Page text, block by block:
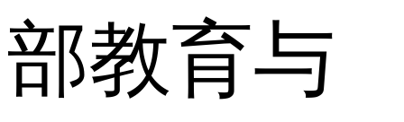
部教育与